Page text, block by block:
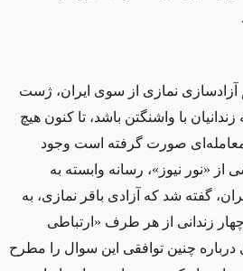
نمازی از سوی ایران، ژست
با واشنگتن باشد، تا کنون هیچ
معامله‌ای صورت گرفته است وجود
گزارشی از «نور نیوز»، رسانه وابسته به
گفته شد که آزادی باقر نمازی، به
زندانی از هر طرف «ارتباطی
درباره چنین توافقی این سوال را مطرح